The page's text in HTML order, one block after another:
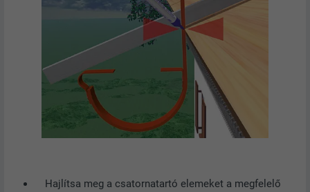
Hajlítsa meg a csatornatartó elemeket a megfelelő